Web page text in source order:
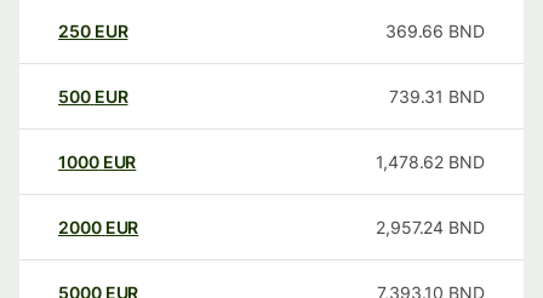
250 EUR 369.66 BND
500 EUR 739.31 BND
1000 EUR 1,478.62 BND
2000 EUR 2,957.24 BND
5000 EUR 7,393.10 BND